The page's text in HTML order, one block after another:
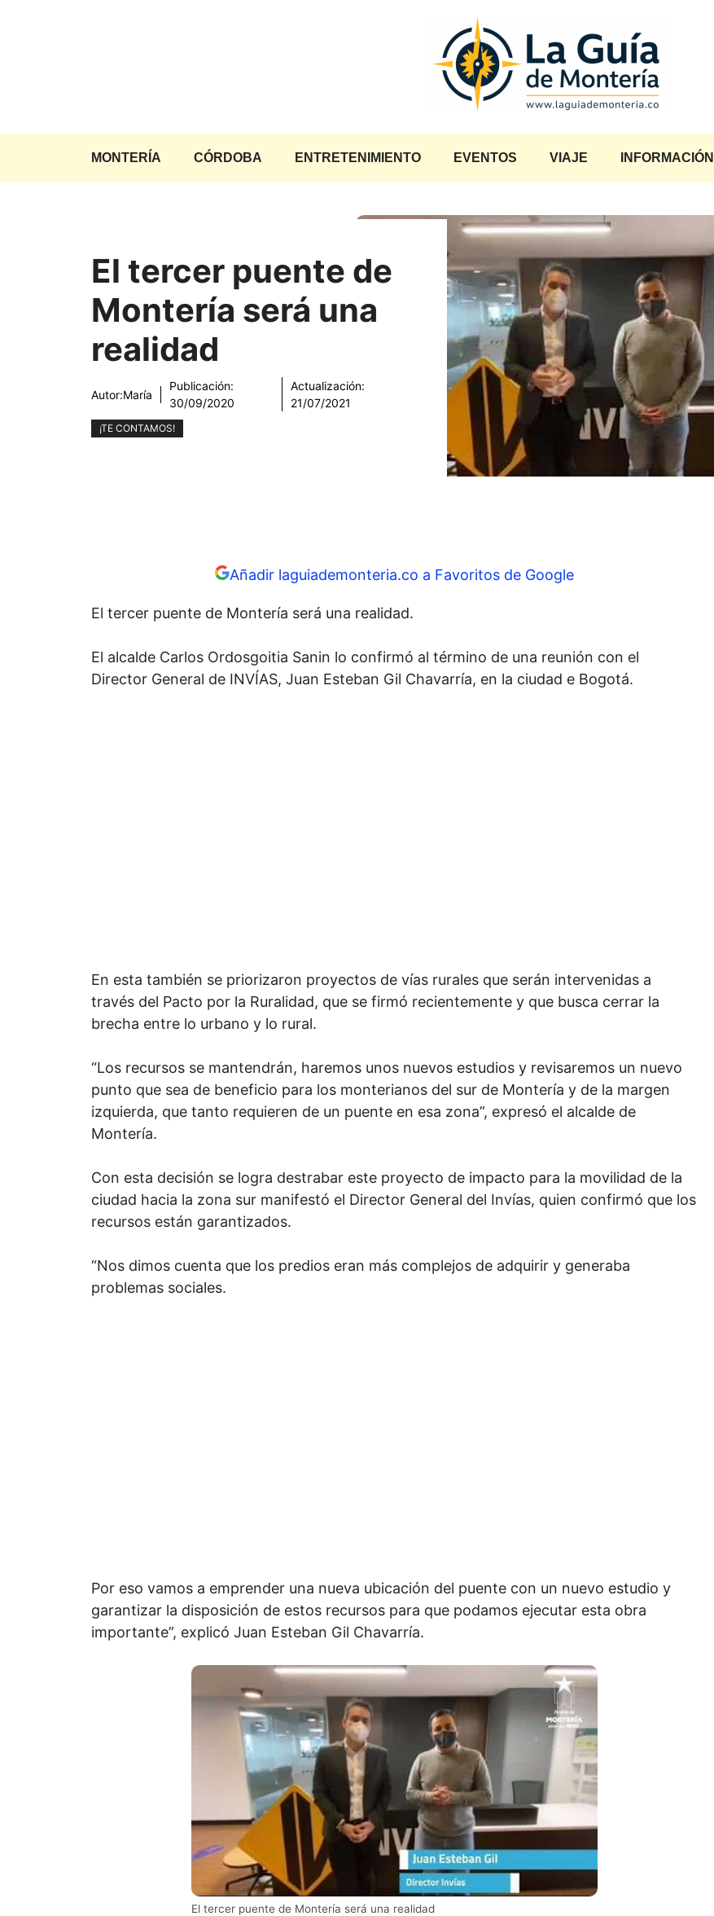
MONTERÍA CÓRDOBA ENTRETENIMIENTO EVENTOS VIAJE INFORMACIÓN
El tercer puente de
Montería será una
realidad
Autor:María
Publicación:
30/09/2020
Actualización:
21/07/2021
¡TE CONTAMOS!
Añadir laguiademonteria.co a Favoritos de Google
El tercer puente de Montería será una realidad.
El alcalde Carlos Ordosgoitia Sanin lo confirmó al término de una reunión con el
Director General de INVÍAS, Juan Esteban Gil Chavarría, en la ciudad e Bogotá.
En esta también se priorizaron proyectos de vías rurales que serán intervenidas a
través del Pacto por la Ruralidad, que se firmó recientemente y que busca cerrar la
brecha entre lo urbano y lo rural.
“Los recursos se mantendrán, haremos unos nuevos estudios y revisaremos un nuevo
punto que sea de beneficio para los monterianos del sur de Montería y de la margen
izquierda, que tanto requieren de un puente en esa zona”, expresó el alcalde de
Montería.
Con esta decisión se logra destrabar este proyecto de impacto para la movilidad de la
ciudad hacia la zona sur manifestó el Director General del Invías, quien confirmó que los
recursos están garantizados.
“Nos dimos cuenta que los predios eran más complejos de adquirir y generaba
problemas sociales.
Por eso vamos a emprender una nueva ubicación del puente con un nuevo estudio y
garantizar la disposición de estos recursos para que podamos ejecutar esta obra
importante”, explicó Juan Esteban Gil Chavarría.
El tercer puente de Montería será una realidad